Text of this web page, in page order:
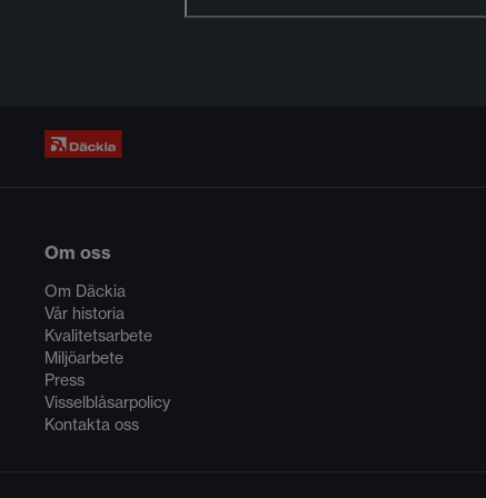
Om oss
Om Däckia
Vår historia
Kvalitetsarbete
Miljöarbete
Press
Visselblåsarpolicy
Kontakta oss